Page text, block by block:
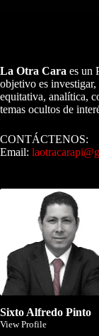
La Otra Cara es un
objetivo es
equitativa, analítica,
temas ocultos de
CONTÁCTENOS:
Email:
Sixto Alfredo Pinto
View Profile